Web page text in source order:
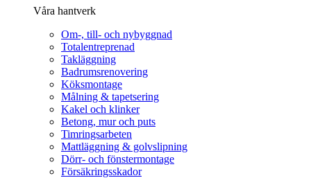
Våra hantverk
Om-, till- och nybyggnad
Totalentreprenad
Takläggning
Badrumsrenovering
Köksmontage
Målning & tapetsering
Kakel och klinker
Betong, mur och puts
Timringsarbeten
Mattläggning & golvslipning
Dörr- och fönstermontage
Försäkringsskador